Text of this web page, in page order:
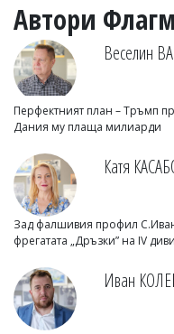
Автори
Веселин
Перфектният план – Тръмп
Дания му плаща милиарди
Катя
Зад фалшивия профил
фрегатата „Дръзки” на IV
Иван